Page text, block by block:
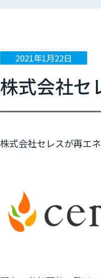
イベント情報
プレスリリース
2021年1月22日
株式会社セ
株式会社セレスが再エ